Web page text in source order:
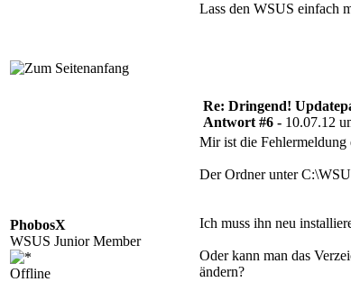
Lass den WSUS einfach
PhobosX
WSUS Junior Member
Offline
Re: Dringend!
Antwort #6 - 10.07.12
Mir ist die Fehlermeldung
Der Ordner unter
Ich muss ihn neu
Oder kann man das
ändern?